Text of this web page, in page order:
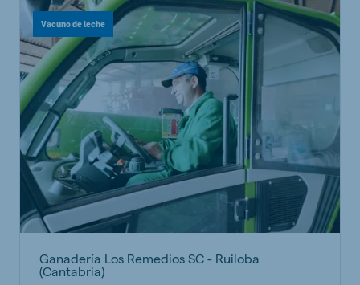
Vacuno de leche
Ganadería Los Remedios SC - Ruiloba
(Cantabria)